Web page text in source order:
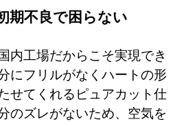
期不良で困らない
内工場だからこそ実現でき
にフリルがなくハートの形
せてくれるピュアカット仕
のズレがないため、空気を